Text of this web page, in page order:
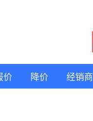
价 降价 经销商